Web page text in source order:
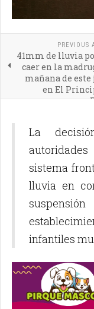
PREVIOUS
41mm de lluvia
caer en la
mañana de este
en El
La
sistema
lluvia en
infantiles